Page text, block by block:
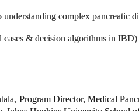
understanding complex pancreatic
& decision algorithms in
Program Director, Medical